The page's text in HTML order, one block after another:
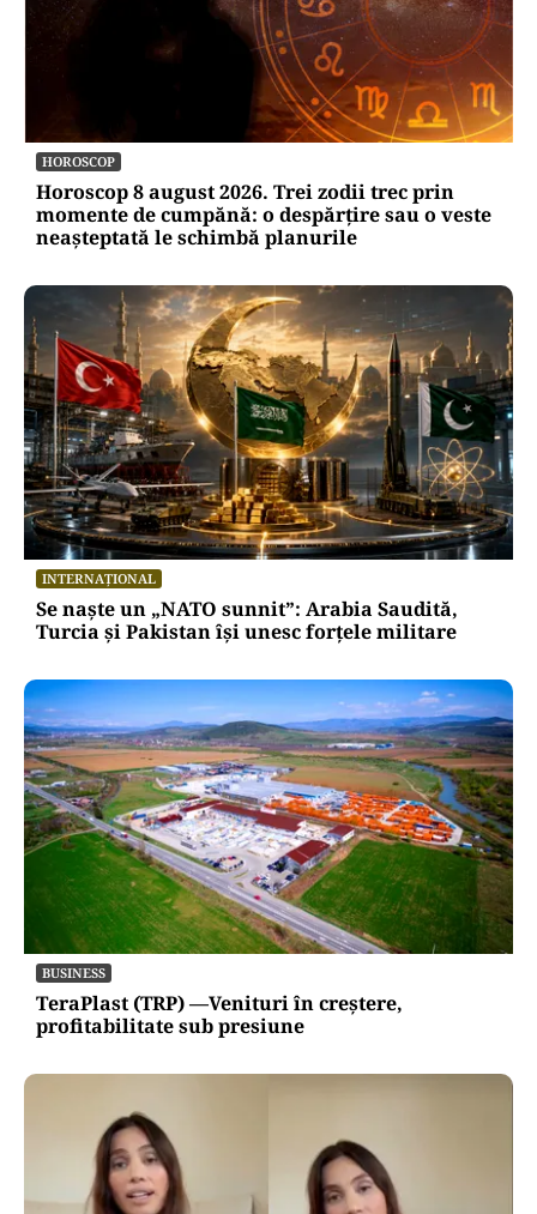
HOROSCOP
Horoscop 8 august 2026. Trei zodii trec prin
momente de cumpănă: o despărțire sau o veste
neașteptată le schimbă planurile
INTERNAȚIONAL
Se naște un „NATO sunnit”: Arabia Saudită,
Turcia și Pakistan își unesc forțele militare
BUSINESS
TeraPlast (TRP) —Venituri în creștere,
profitabilitate sub presiune